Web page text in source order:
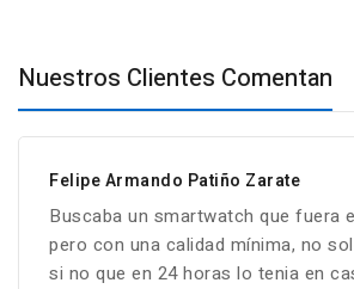
Nuestros Clientes Comentan
Felipe Armando Patiño Zarate
Buscaba un smartwatch que fuera
pero con una calidad mínima, no
si no que en 24 horas lo tenia en